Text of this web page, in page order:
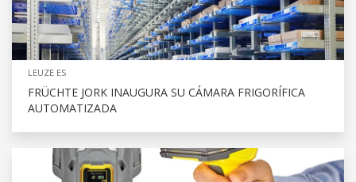
LEUZE ES
FRÜCHTE JORK INAUGURA SU CÁMARA FRIGORÍFICA
AUTOMATIZADA